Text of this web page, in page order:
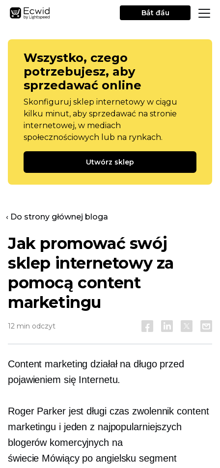
Bắt đầu
Wszystko, czego
potrzebujesz, aby
sprzedawać online
Skonfiguruj sklep internetowy w ciągu
kilku minut, aby sprzedawać na stronie
internetowej, w mediach
społecznościowych lub na rynkach.
Utwórz sklep
‹ Do strony głównej bloga
Jak promować swój
sklep internetowy za
pomocą content
marketingu
12 min odczyt
Content marketing działał na długo przed
pojawieniem się Internetu.
Roger Parker jestdługi czas zwolennik content
marketingu i jeden z najpopularniejszych
blogerów komercyjnych na
świecie Mówiący po angielsku segment